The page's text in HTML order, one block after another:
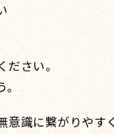
さい。
識に繋がりやす